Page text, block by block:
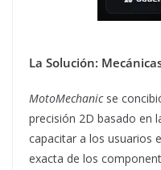
La Solución:
MotoMechanicse
precisión 2D basado en
capacitar a los usuarios
exacta de los